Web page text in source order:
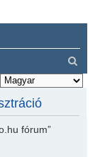
e
e
fórum”